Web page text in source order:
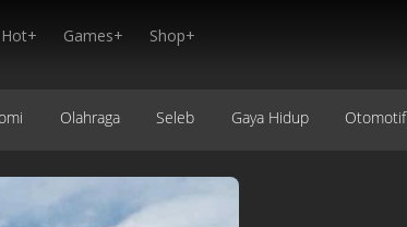
Hot+ Games+ Shop+
Olahraga Seleb Gaya Hidup Otomotif